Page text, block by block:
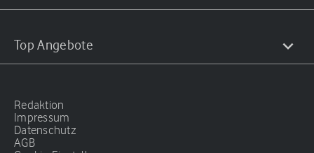
Top Angebote
Redaktion
Impressum
Datenschutz
AGB